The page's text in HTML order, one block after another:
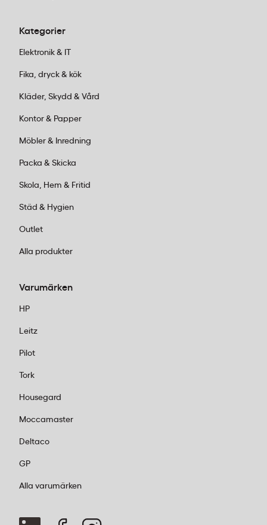
Kategorier
Elektronik & IT
Fika, dryck & kök
Kläder, Skydd & Vård
Kontor & Papper
Möbler & Inredning
Packa & Skicka
Skola, Hem & Fritid
Städ & Hygien
Outlet
Alla produkter
Varumärken
HP
Leitz
Pilot
Tork
Housegard
Moccamaster
Deltaco
GP
Alla varumärken